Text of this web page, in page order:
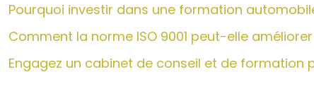
Pourquoi investir dans une formation
Comment la norme ISO 9001 peut-elle
Engagez un cabinet de conseil et de